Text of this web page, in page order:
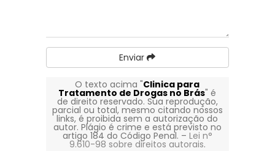
Enviar
O texto acima "Clinica para
Tratamento de Drogas no Brás" é
de direito reservado. Sua reprodução,
parcial ou total, mesmo citando nossos
links, é proibida sem a autorização do
autor. Plágio é crime e está previsto no
artigo 184 do Código Penal. – Lei n°
9.610-98 sobre direitos autorais.